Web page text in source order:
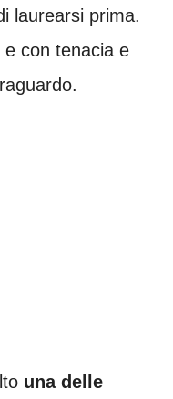
laurearsi prima.
con tenacia e
una delle